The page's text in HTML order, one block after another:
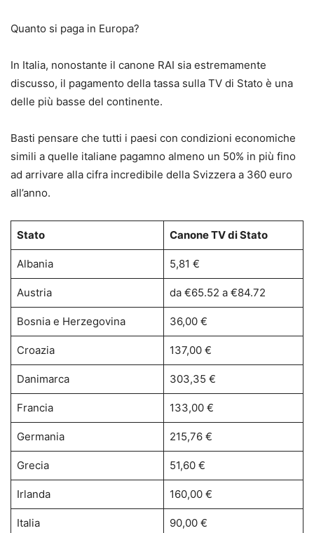
Quanto si paga in Europa?
In Italia, nonostante il canone RAI sia estremamente
discusso, il pagamento della tassa sulla TV di Stato è una
delle più basse del continente.
Basti pensare che tutti i paesi con condizioni economiche
simili a quelle italiane pagamno almeno un 50% in più fino
ad arrivare alla cifra incredibile della Svizzera a 360 euro
all’anno.
Stato Canone TV di Stato
Albania 5,81 €
Austria da €65.52 a €84.72
Bosnia e Herzegovina 36,00 €
Croazia 137,00 €
Danimarca 303,35 €
Francia 133,00 €
Germania 215,76 €
Grecia 51,60 €
Irlanda 160,00 €
Italia 90,00 €